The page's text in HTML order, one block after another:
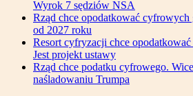
Wyrok 7 sędziów NSA
Rząd chce opodatkować
od 2027 roku
Resort cyfryzacji chce
Jest projekt ustawy
Rząd chce podatku cyfrowego.
naśladowaniu Trumpa